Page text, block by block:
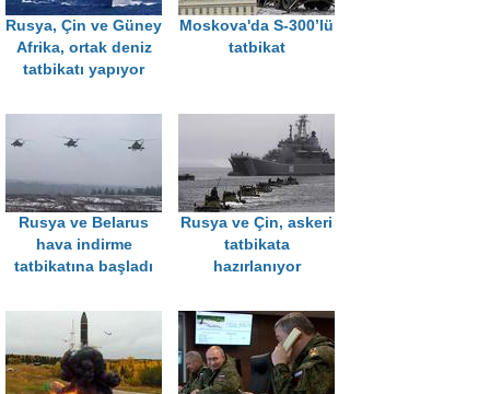
Rusya, Çin ve Güney
Afrika, ortak deniz
tatbikatı yapıyor
Moskova'da S-300’lü
tatbikat
Rusya ve Belarus
hava indirme
tatbikatına başladı
Rusya ve Çin, askeri
tatbikata
hazırlanıyor